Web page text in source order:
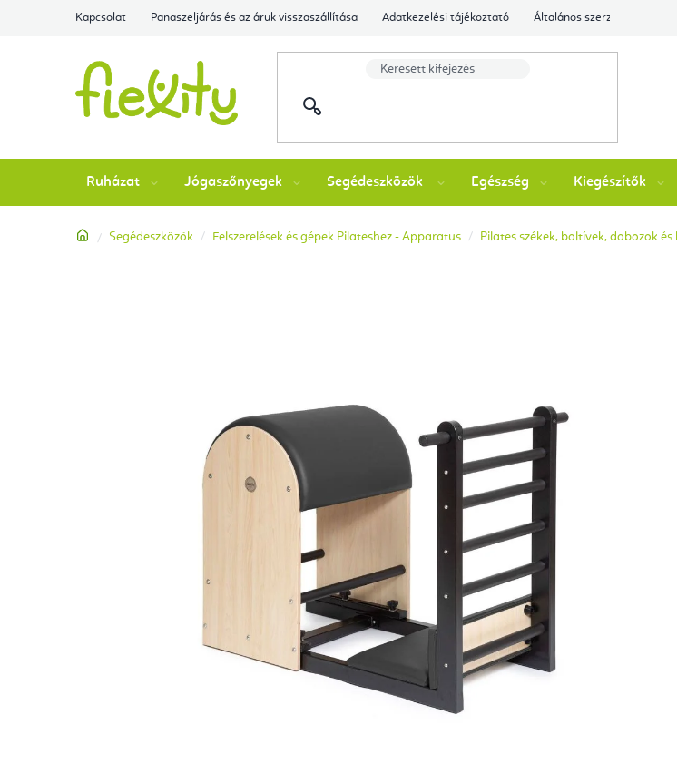
Kapcsolat Panaszeljárás és az áruk visszaszállítása Adatkezelési tájékoztató Általános szerződési
Ruházat Jógaszőnyegek Segédeszközök Egészség Kiegészítők
Kezdőlap
Segédeszközök Felszerelések és gépek Pilateshez - Apparatus Pilates székek, boltívek, dobozok és